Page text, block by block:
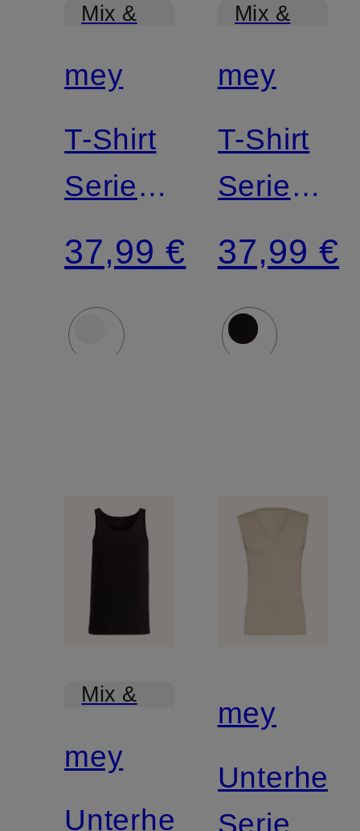
Mix &
mey
T-Shirt
Serie
DRY
COTTON
37,99 €
Mix &
mey
T-Shirt
Serie
DRY
COTTON
37,99 €
Mix &
mey
Unterhemd
mey
Serie